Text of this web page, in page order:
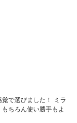
で選びました！ ミラ
ちろん使い勝手もよ